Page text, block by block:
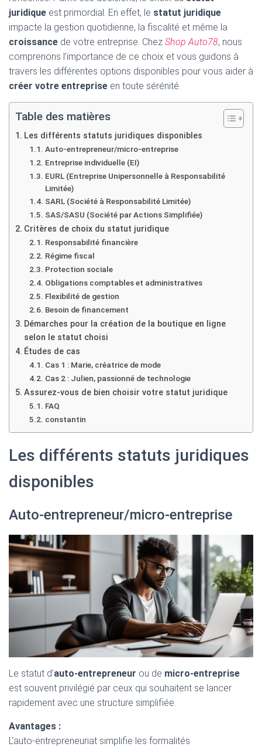
juridique est primordial. En effet, le statut juridique
impacte la gestion quotidienne, la fiscalité et même la
croissance de votre entreprise. Chez Shop Auto78, nous
comprenons l’importance de ce choix et vous guidons à
travers les différentes options disponibles pour vous aider à
créer votre entreprise en toute sérénité.
Table des matières
Les différents statuts juridiques disponibles
Auto-entrepreneur/micro-entreprise
Entreprise individuelle (EI)
EURL (Entreprise Unipersonnelle à Responsabilité
Limitée)
SARL (Société à Responsabilité Limitée)
SAS/SASU (Société par Actions Simplifiée)
Critères de choix du statut juridique
Responsabilité financière
Régime fiscal
Protection sociale
Obligations comptables et administratives
Flexibilité de gestion
Besoin de financement
Démarches pour la création de la boutique en ligne
selon le statut choisi
Études de cas
Cas 1 : Marie, créatrice de mode
Cas 2 : Julien, passionné de technologie
Assurez-vous de bien choisir votre statut juridique
FAQ
constantin
Les différents statuts juridiques
disponibles
Auto-entrepreneur/micro-entreprise
Le statut d’auto-entrepreneur ou de micro-entreprise
est souvent privilégié par ceux qui souhaitent se lancer
rapidement avec une structure simplifiée.
Avantages :
L'auto-entrepreneuriat simplifie les formalités